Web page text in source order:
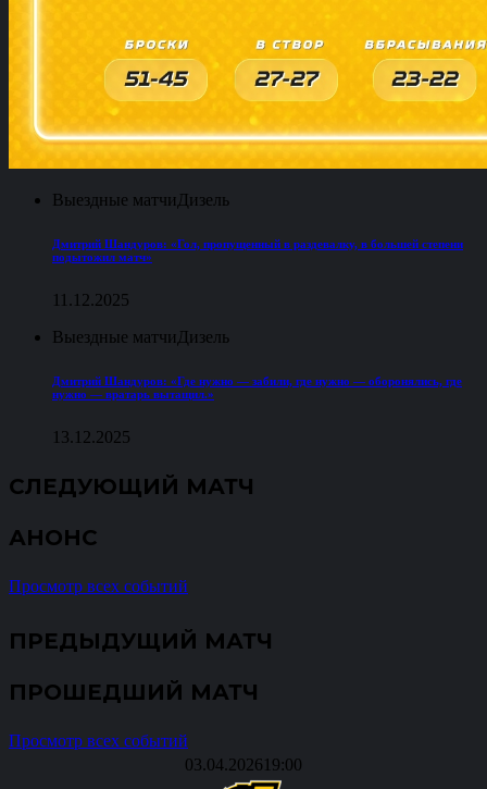
Выездные матчи Дизель
Дмитрий Шандуров: «Гол, пропущенный в раздевалку, в большей степени
подытожил матч»
11.12.2025
Выездные матчи Дизель
Дмитрий Шандуров: «Где нужно — забили, где нужно — оборонялись, где
нужно — вратарь вытащил.»
13.12.2025
СЛЕДУЮЩИЙ МАТЧ
АНОНС
Просмотр всех событий
ПРЕДЫДУЩИЙ МАТЧ
ПРОШЕДШИЙ МАТЧ
Просмотр всех событий
03.04.2026 19:00